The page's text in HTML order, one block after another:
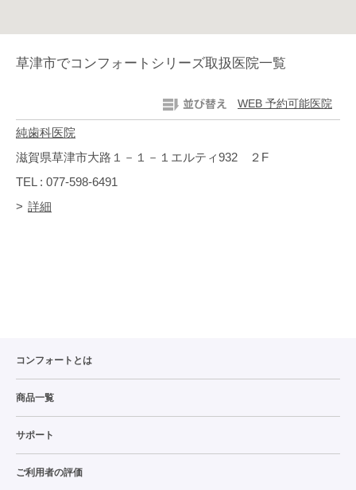
草津市でコンフォートシリーズ取扱医院一覧
WEB 予約可能医院
純歯科医院
滋賀県草津市大路１－１－１エルティ932 ２F
TEL : 077-598-6491
詳細
コンフォートとは
商品一覧
サポート
ご利用者の評価